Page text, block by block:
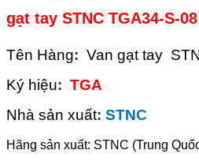
gạt tay STNC TGA34-S-08
Tên Hàng: Van gạt tay
Ký hiệu: TGA
Nhà sản xuất: STNC
Hãng sản xuất: STNC (Trung